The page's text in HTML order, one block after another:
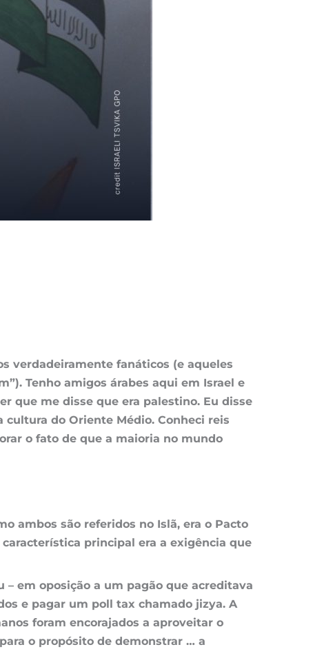
verdadeiramente fanáticos (e aqueles
Tenho amigos árabes aqui em Israel e
que me disse que era palestino. Eu disse
cultura do Oriente Médio. Conheci reis
o fato de que a maioria no mundo
ambos são referidos no Islã, era o Pacto
principal era a exigência que
em oposição a um pagão que acreditava
e pagar um poll tax chamado jizya. A
foram encorajados a aproveitar o
o propósito de demonstrar … a